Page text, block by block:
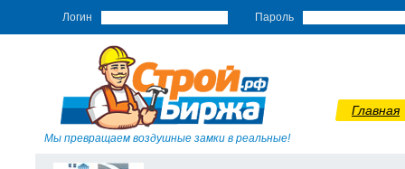
Логин Пароль
Мы превращаем воздушные замки в реальные!
Главная